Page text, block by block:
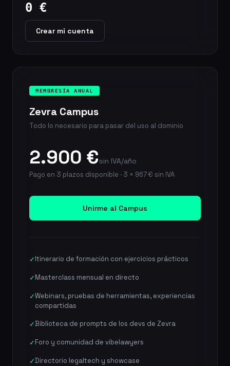
0 €
Crear mi cuenta
MEMBRESÍA ANUAL
Zevra Campus
Todo lo necesario para pasar del uso al dominio
2.900 €sin IVA/año
Pago en 3 plazos disponible · 3 × 967 € sin IVA
Unirme al Campus
✓Itinerario de formación con ejercicios prácticos
✓Masterclass mensual en directo
✓Webinars, pruebas de herramientas, experiencias
compartidas
✓Biblioteca de prompts de los devs de Zevra
✓Foro y comunidad de vibelawyers
✓Directorio legaltech y showcase